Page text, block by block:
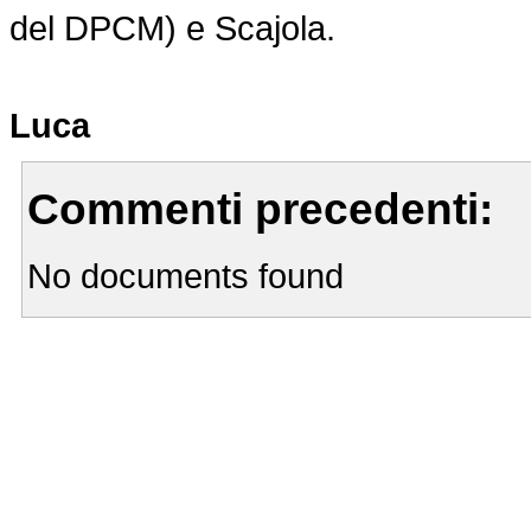
del DPCM) e Scajola.
Luca
Commenti precedenti:
No documents found